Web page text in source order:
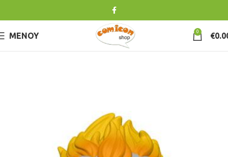
ΜΕΝΟΎ 0 €